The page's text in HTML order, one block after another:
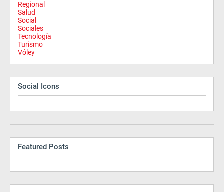
Regional
Salud
Social
Sociales
Tecnología
Turismo
Vóley
Social Icons
Featured Posts